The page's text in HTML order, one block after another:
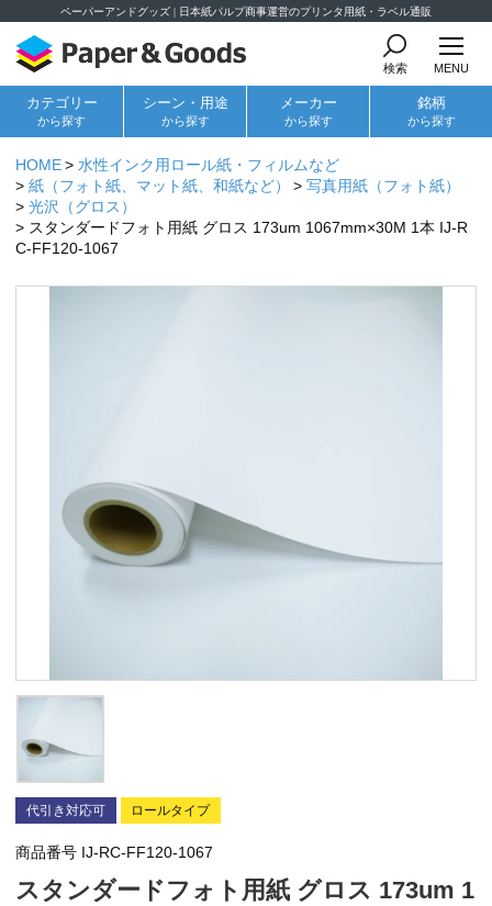
ペーパーアンドグッズ | 日本紙パルプ商事運営のプリンタ用紙・ラベル通販
検索 MENU
カテゴリー
から探す
シーン・用途
から探す
メーカー
から探す
銘柄
から探す
HOME
水性インク用ロール紙・フィルムなど
紙（フォト紙、マット紙、和紙など）
写真用紙（フォト紙）
光沢（グロス）
スタンダードフォト用紙 グロス 173um 1067mm×30M 1本 IJ-R
C-FF120-1067
代引き対応可 ロールタイプ
商品番号 IJ-RC-FF120-1067
スタンダードフォト用紙 グロス 173um 1